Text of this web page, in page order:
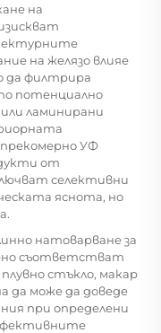
на
на желязо влияе
да филтрира
потенциално
ламинирани
УФ
от
селективни
яснота, но
натоварване за
съответстват
стъкло, макар
да може да доведе
при определени